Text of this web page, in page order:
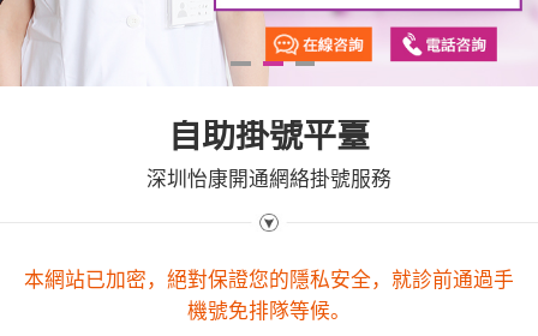
1 2
自助掛號平臺
深圳怡康開通網絡掛號服務
本網站已加密，絕對保證您的隱私安全，就診前通過手
機號免排隊等候。